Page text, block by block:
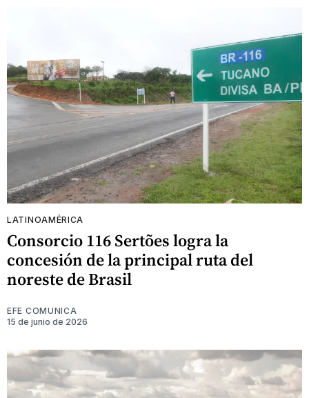
LATINOAMÉRICA
Consorcio 116 Sertões logra la
concesión de la principal ruta del
noreste de Brasil
EFE COMUNICA
15 de junio de 2026